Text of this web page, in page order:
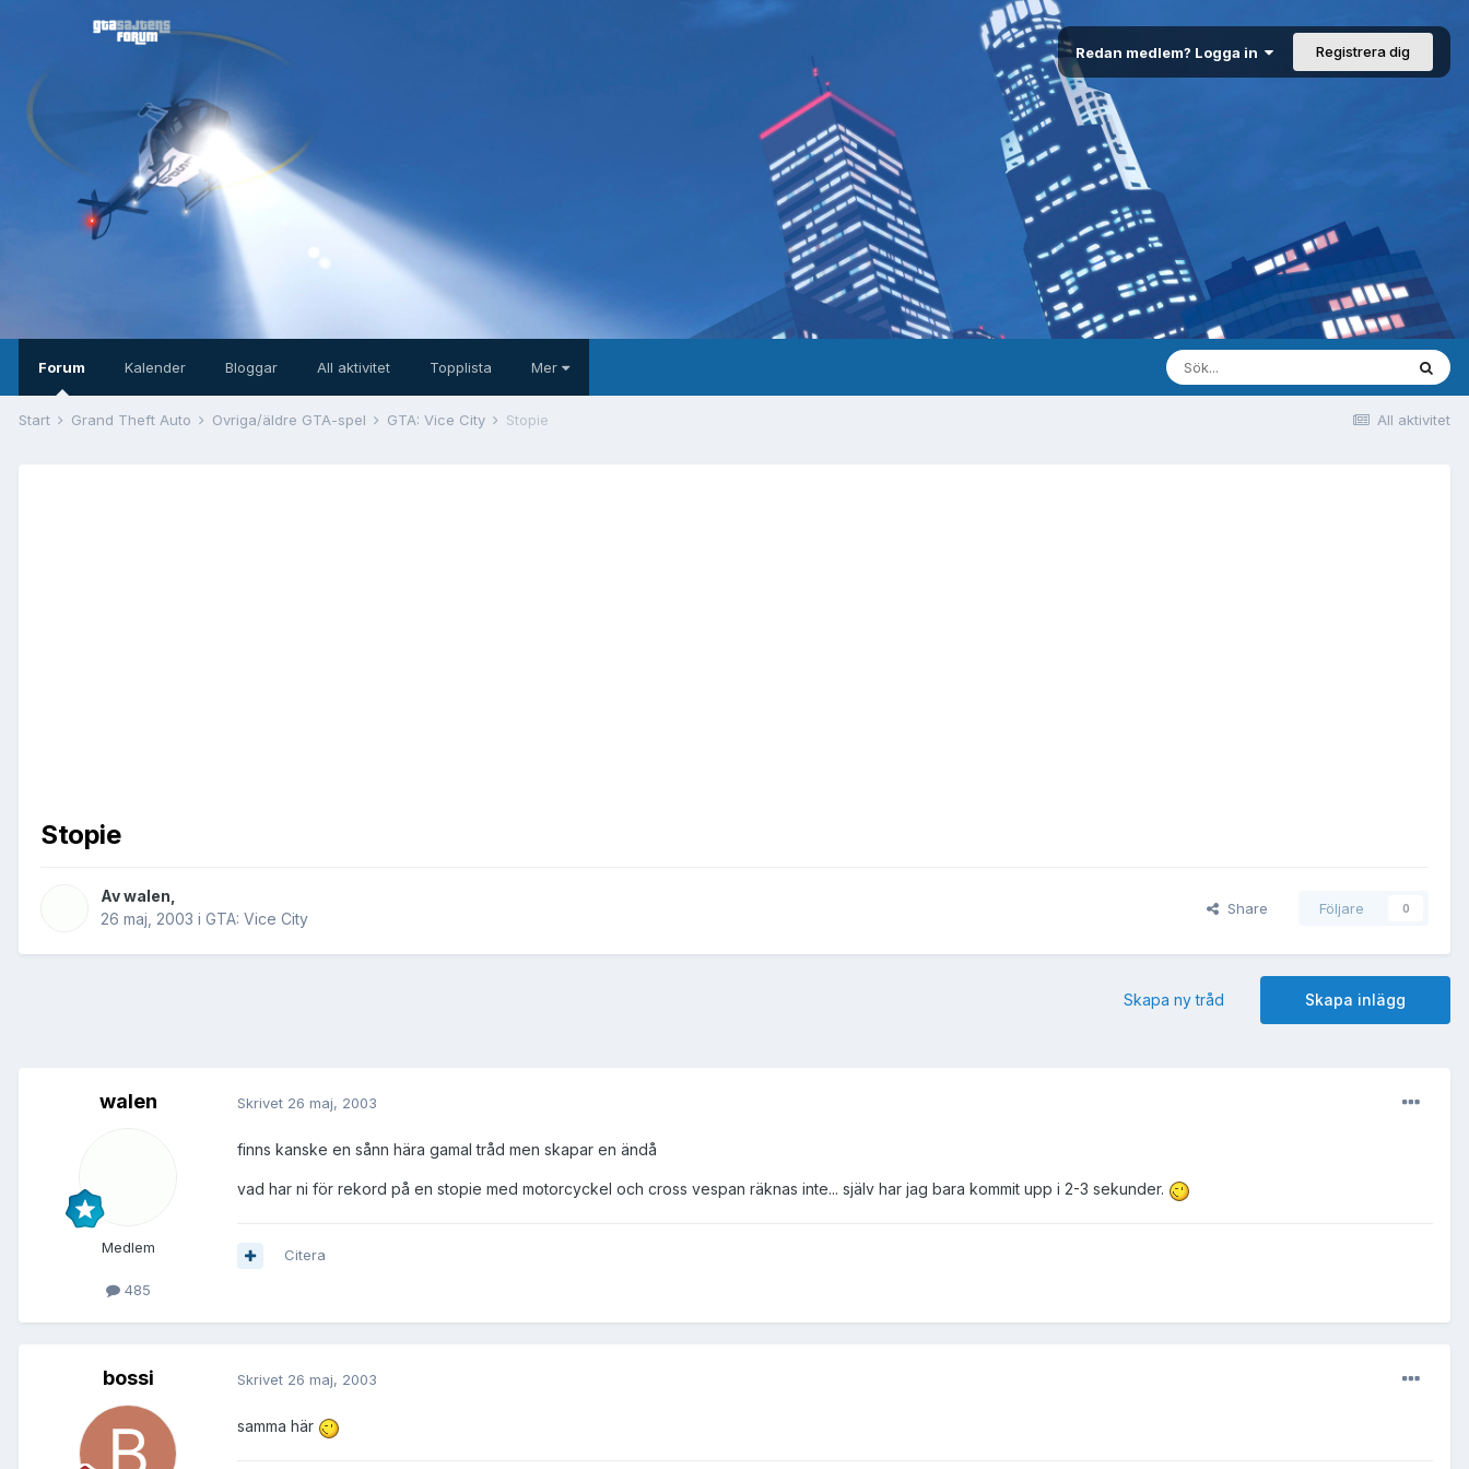
Redan medlem? Logga in Registrera dig
Forum Kalender Bloggar All aktivitet Topplista Mer
All aktivitet
Start Grand Theft Auto Övriga/äldre GTA-spel GTA: Vice City Stopie
Stopie
Avwalen
26 maj, 2003 i GTA: Vice City
Share Följare 0
Skapa inlägg
Skapa ny tråd
walen
Medlem
485
Skrivet 26 maj, 2003
finns kanske en sånn hära gamal tråd men skapar en ändå
vad har ni för rekord på en stopie med motorcyckel och cross vespan räknas inte... själv har jag bara kommit upp i 2-3 sekunder.
Citera
bossi Skrivet 26 maj, 2003
samma här